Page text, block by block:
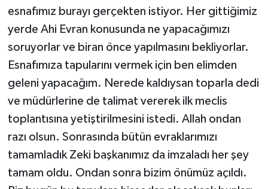
esnafımız burayı gerçekten istiyor. Her gittiğimiz
yerde Ahi Evran konusunda ne yapacağımızı
soruyorlar ve biran önce yapılmasını bekliyorlar.
Esnafımıza tapularını vermek için ben elimden
geleni yapacağım. Nerede kaldıysan toparla dedi
ve müdürlerine de talimat vererek ilk meclis
toplantısına yetiştirilmesini istedi. Allah ondan
razı olsun. Sonrasında bütün evraklarımızı
tamamladık Zeki başkanımız da imzaladı her şey
tamam oldu. Ondan sonra bizim önümüz açıldı.